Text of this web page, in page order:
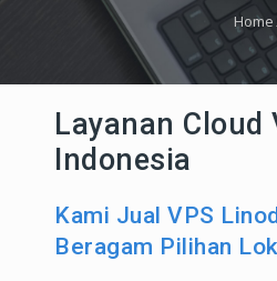
Home
Layanan Cloud
Indonesia
Kami Jual VPS
Beragam Pilihan